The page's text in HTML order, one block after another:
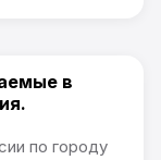
в
по городу